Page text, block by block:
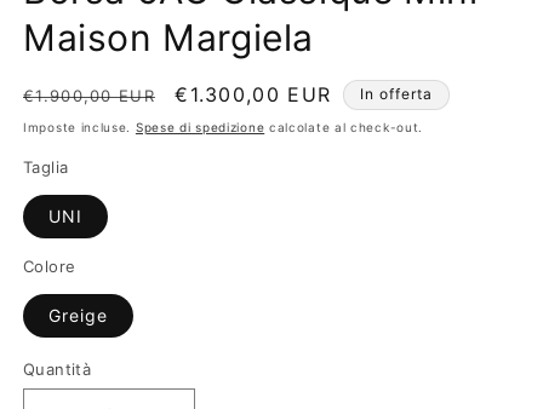
in
finestra
modale
Maison Margiela
Prezzo
di
€1.900,00 EUR
Prezzo
scontato
€1.300,00 EUR In offerta
Imposte incluse. Spese di spedizione calcolate al check-out.
Taglia
UNI
Colore
Greige
Quantità